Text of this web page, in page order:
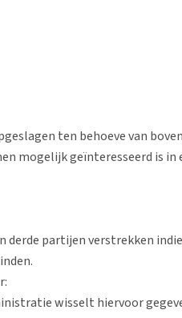
ten behoeve van
mogelijk geïnteresseerd is in
derde partijen verstrekken
wisselt hiervoor